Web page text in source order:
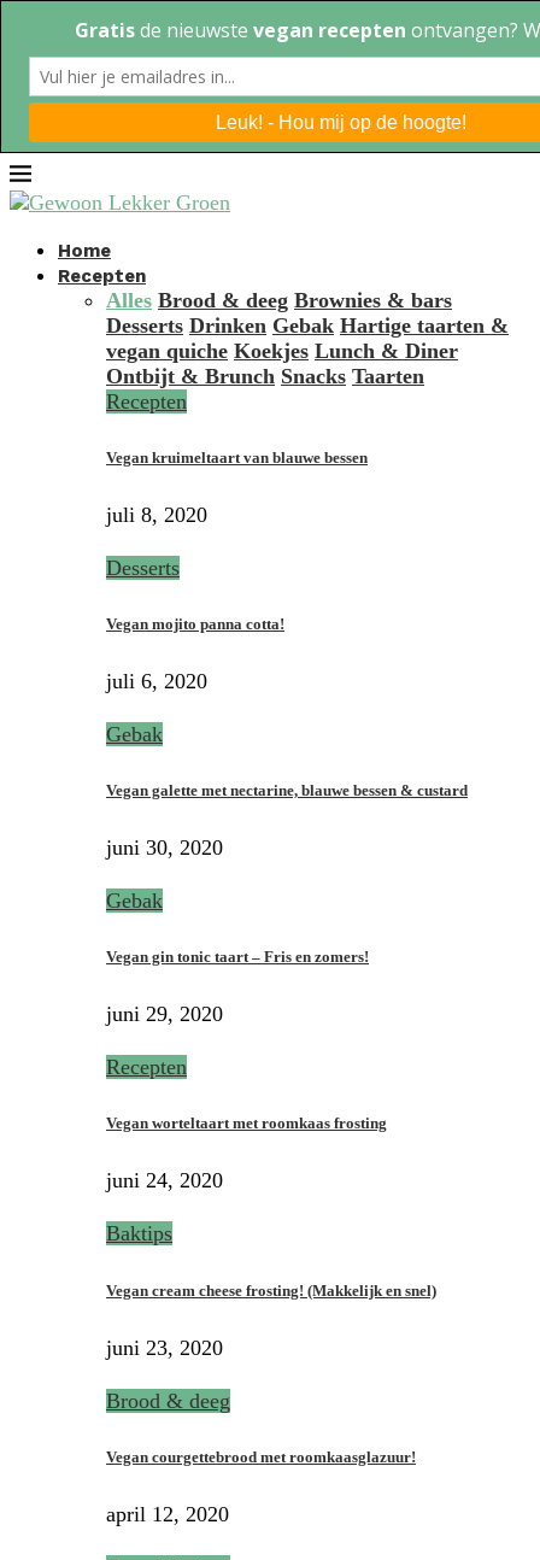
Home
Recepten
Alles Brood & deeg Brownies & bars
Desserts Drinken Gebak Hartige taarten &
vegan quiche Koekjes Lunch & Diner
Ontbijt & Brunch Snacks Taarten
Recepten
Vegan kruimeltaart van blauwe bessen
juli 8, 2020
Desserts
Vegan mojito panna cotta!
juli 6, 2020
Gebak
Vegan galette met nectarine, blauwe bessen & custard
juni 30, 2020
Gebak
Vegan gin tonic taart – Fris en zomers!
juni 29, 2020
Recepten
Vegan worteltaart met roomkaas frosting
juni 24, 2020
Baktips
Vegan cream cheese frosting! (Makkelijk en snel)
juni 23, 2020
Brood & deeg
Vegan courgettebrood met roomkaasglazuur!
april 12, 2020